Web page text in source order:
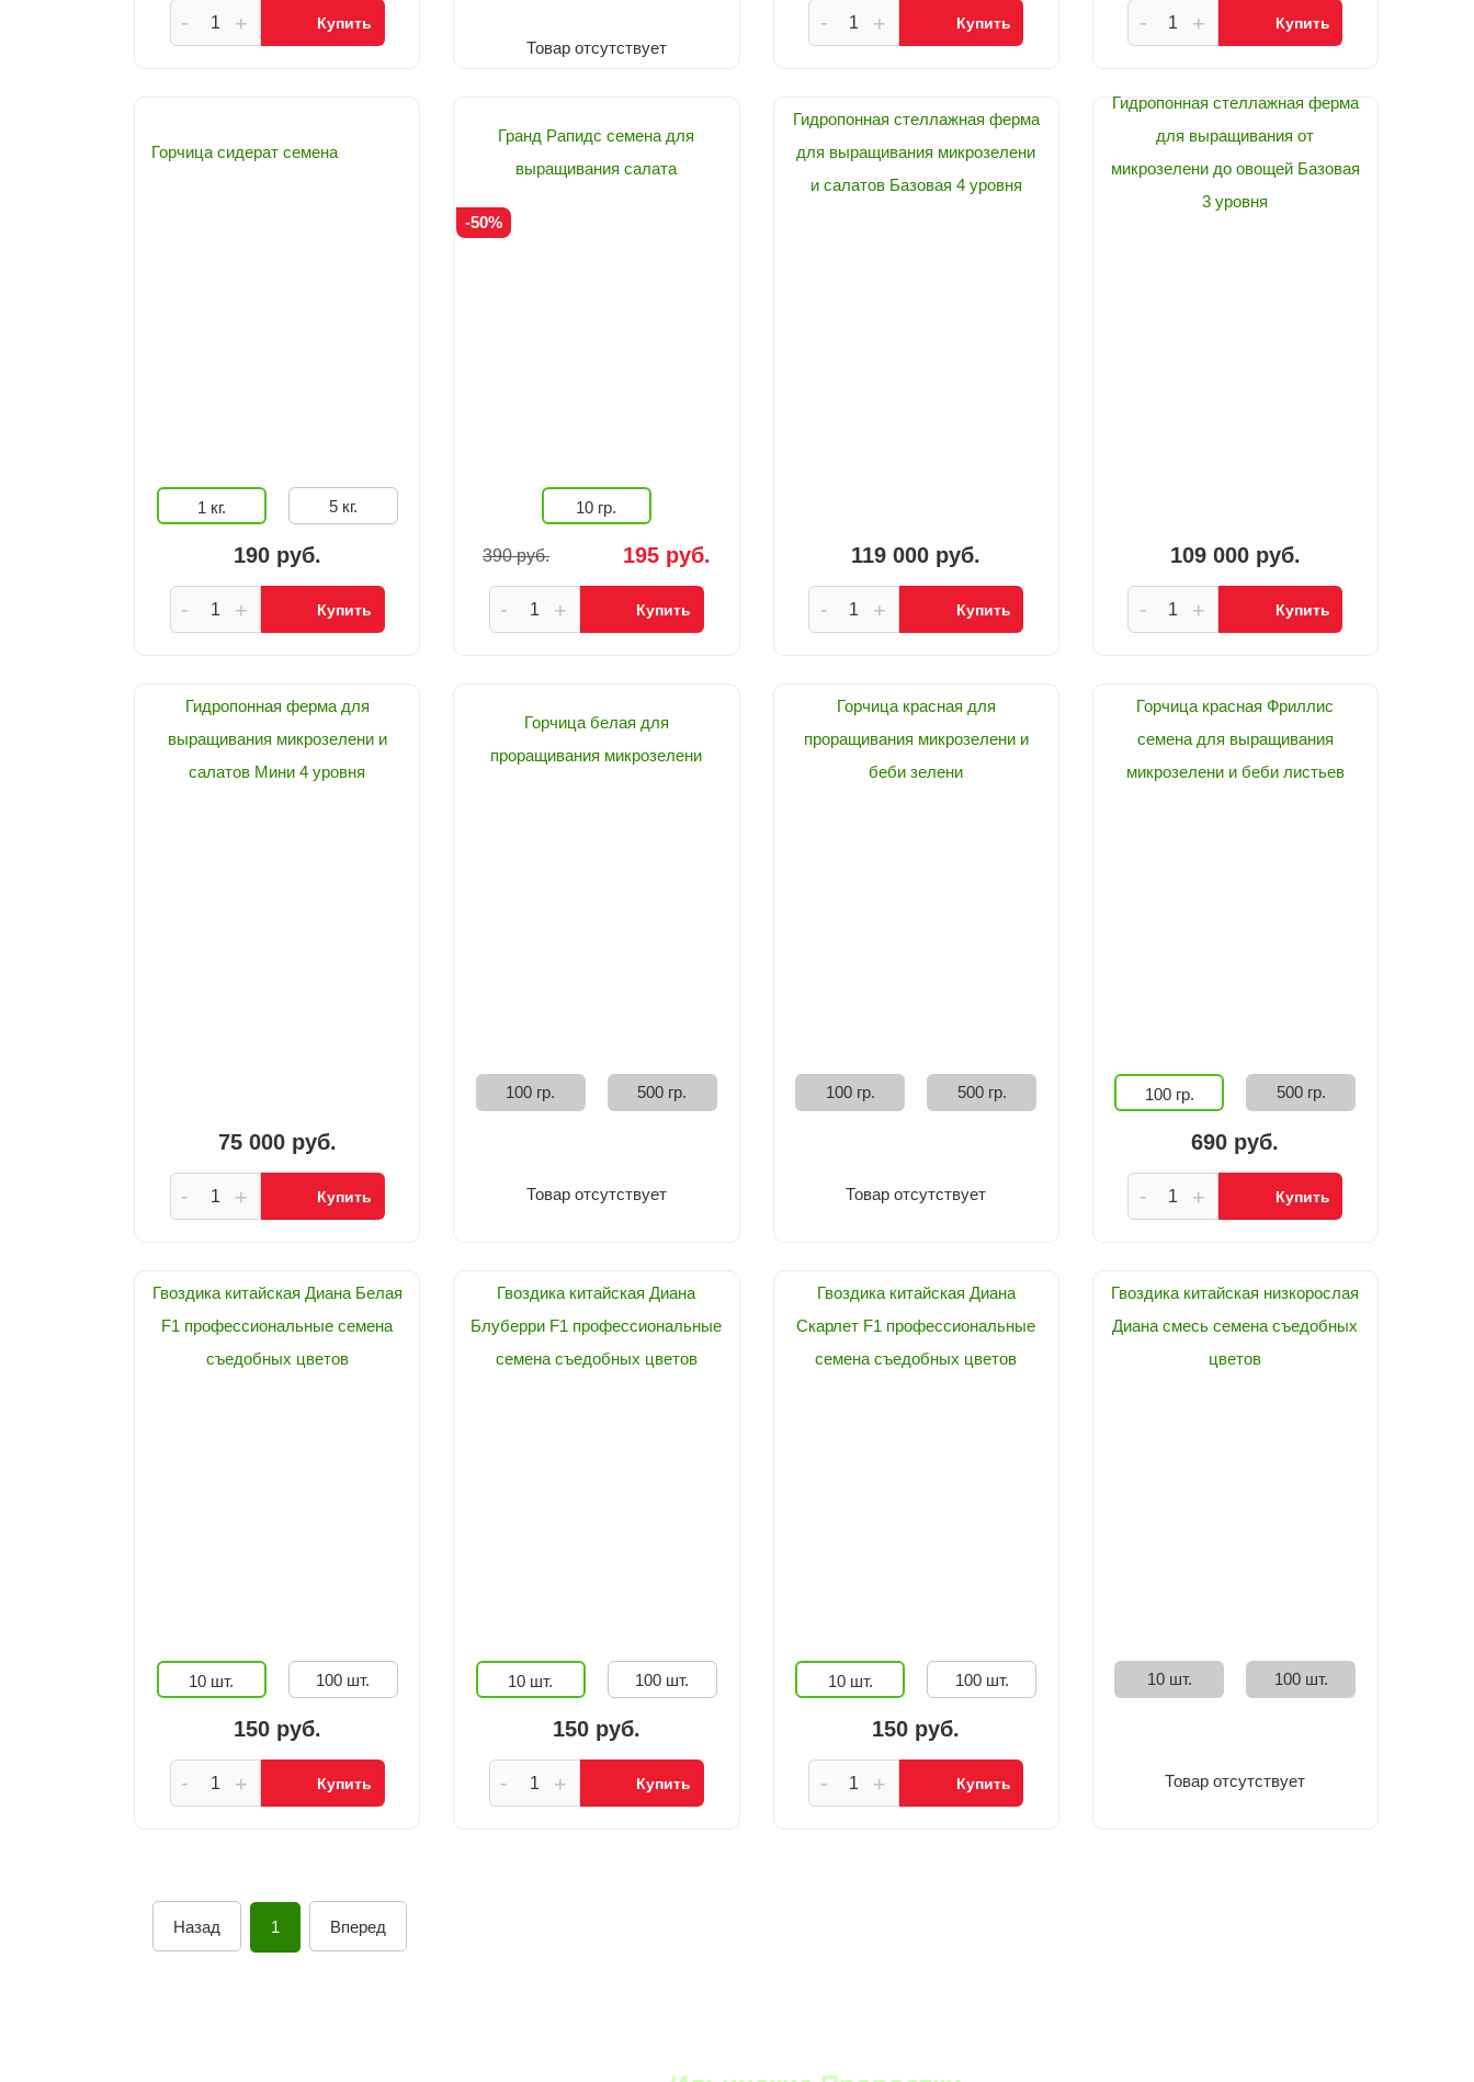
+
- Купить
Товар отсутствует
+
- Купить +
- Купить
Горчица сидерат семена
1 кг. 5 кг.
190 руб.
+
- Купить
Гранд Рапидс семена для
выращивания салата
-50%
10 гр.
390 руб. 195 руб.
+
- Купить
Гидропонная стеллажная ферма
для выращивания микрозелени
и салатов Базовая 4 уровня
119 000 руб.
+
- Купить
Гидропонная стеллажная ферма
для выращивания от
микрозелени до овощей Базовая
3 уровня
109 000 руб.
+
- Купить
Гидропонная ферма для
выращивания микрозелени и
салатов Мини 4 уровня
75 000 руб.
+
- Купить
Горчица белая для
проращивания микрозелени
100 гр. 500 гр.
Товар отсутствует
Горчица красная для
проращивания микрозелени и
беби зелени
100 гр. 500 гр.
Товар отсутствует
Горчица красная Фриллис
семена для выращивания
микрозелени и беби листьев
100 гр. 500 гр.
690 руб.
+
- Купить
Гвоздика китайская Диана Белая
F1 профессиональные семена
съедобных цветов
10 шт. 100 шт.
150 руб.
+
- Купить
Гвоздика китайская Диана
Блуберри F1 профессиональные
семена съедобных цветов
10 шт. 100 шт.
150 руб.
+
- Купить
Гвоздика китайская Диана
Скарлет F1 профессиональные
семена съедобных цветов
10 шт. 100 шт.
150 руб.
+
- Купить
Гвоздика китайская низкорослая
Диана смесь семена съедобных
цветов
10 шт. 100 шт.
Товар отсутствует
Назад 1 Вперед